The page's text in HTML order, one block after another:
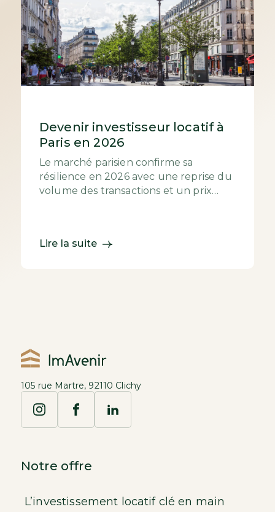
Devenir investisseur locatif à
Paris en 2026
Le marché parisien confirme sa
résilience en 2026 avec une reprise du
volume des transactions et un prix
Lire la suite
105 rue Martre, 92110 Clichy
Notre offre
L’investissement locatif clé en main